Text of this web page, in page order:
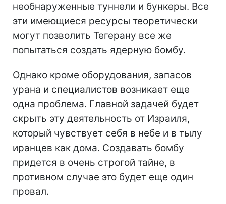
необнаруженные туннели и бункеры. Все
эти имеющиеся ресурсы теоретически
могут позволить Тегерану все же
попытаться создать ядерную бомбу.
Однако кроме оборудования, запасов
урана и специалистов возникает еще
одна проблема. Главной задачей будет
скрыть эту деятельность от Израиля,
который чувствует себя в небе и в тылу
иранцев как дома. Создавать бомбу
придется в очень строгой тайне, в
противном случае это будет еще один
провал.